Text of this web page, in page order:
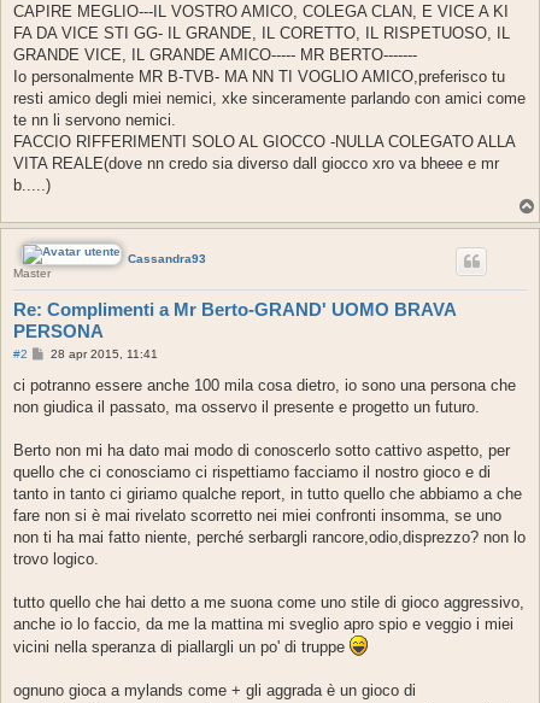
CAPIRE MEGLIO---IL VOSTRO AMICO, COLEGA CLAN, E VICE A KI
FA DA VICE STI GG- IL GRANDE, IL CORETTO, IL RISPETUOSO, IL
GRANDE VICE, IL GRANDE AMICO----- MR BERTO-------
Io personalmente MR B-TVB- MA NN TI VOGLIO AMICO,preferisco tu
resti amico degli miei nemici, xke sinceramente parlando con amici come
te nn li servono nemici.
FACCIO RIFFERIMENTI SOLO AL GIOCCO -NULLA COLEGATO ALLA
VITA REALE(dove nn credo sia diverso dall giocco xro va bheee e mr
b.....)
Cassandra93
Master
Re: Complimenti a Mr Berto-GRAND' UOMO BRAVA
PERSONA
#2
M
s
a
i
o
28 apr 2015, 11:41
ci potranno essere anche 100 mila cosa dietro, io sono una persona che
non giudica il passato, ma osservo il presente e progetto un futuro.
Berto non mi ha dato mai modo di conoscerlo sotto cattivo aspetto, per
quello che ci conosciamo ci rispettiamo facciamo il nostro gioco e di
tanto in tanto ci giriamo qualche report, in tutto quello che abbiamo a che
fare non si è mai rivelato scorretto nei miei confronti insomma, se uno
non ti ha mai fatto niente, perché serbargli rancore,odio,disprezzo? non lo
trovo logico.
tutto quello che hai detto a me suona come uno stile di gioco aggressivo,
anche io lo faccio, da me la mattina mi sveglio apro spio e veggio i miei
vicini nella speranza di piallargli un po' di truppe
ognuno gioca a mylands come + gli aggrada è un gioco di